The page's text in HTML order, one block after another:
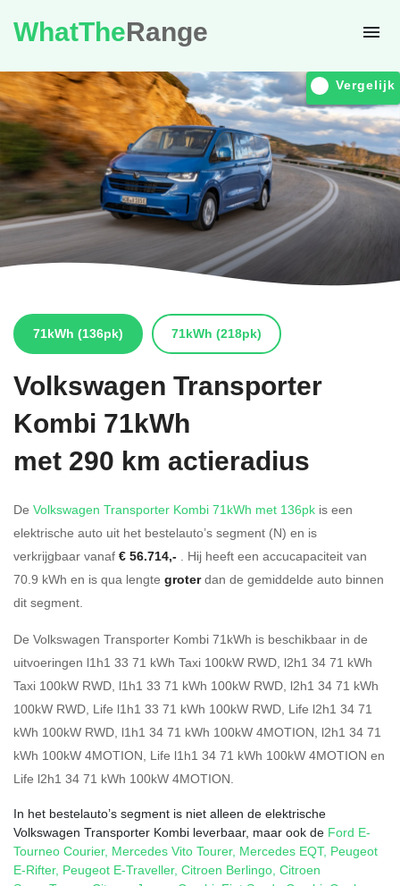
WhatTheRange
Vergelijk
71kWh (136pk) 71kWh (218pk)
Volkswagen Transporter
Kombi 71kWh
met 290 km actieradius
De Volkswagen Transporter Kombi 71kWh met 136pk is een
elektrische auto uit het bestelauto’s segment (N) en is
verkrijgbaar vanaf € 56.714,- . Hij heeft een accucapaciteit van
70.9 kWh en is qua lengte groterdan de gemiddelde auto binnen
dit segment.
De Volkswagen Transporter Kombi 71kWh is beschikbaar in de
uitvoeringen l1h1 33 71 kWh Taxi 100kW RWD, l2h1 34 71 kWh
Taxi 100kW RWD, l1h1 33 71 kWh 100kW RWD, l2h1 34 71 kWh
100kW RWD, Life l1h1 33 71 kWh 100kW RWD, Life l2h1 34 71
kWh 100kW RWD, l1h1 34 71 kWh 100kW 4MOTION, l2h1 34 71
kWh 100kW 4MOTION, Life l1h1 34 71 kWh 100kW 4MOTION en
Life l2h1 34 71 kWh 100kW 4MOTION.
In het bestelauto’s segment is niet alleen de elektrische
Volkswagen Transporter Kombi leverbaar, maar ook de Ford E-
Tourneo Courier, Mercedes Vito Tourer, Mercedes EQT, Peugeot
E-Rifter, Peugeot E-Traveller, Citroen Berlingo, Citroen